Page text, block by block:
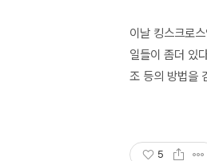
이날 킹스크로
일들이 좀더 있
조 등의 방법을
5